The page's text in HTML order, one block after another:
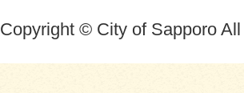
Copyright © City of Sapporo